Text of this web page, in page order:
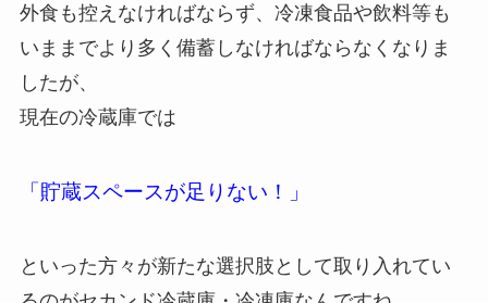
外食も控えなければならず、冷凍食品や飲料等も
いままでより多く備蓄しなければならなくなりま
したが、
現在の冷蔵庫では
「貯蔵スペースが足りない！」
といった方々が新たな選択肢として取り入れてい